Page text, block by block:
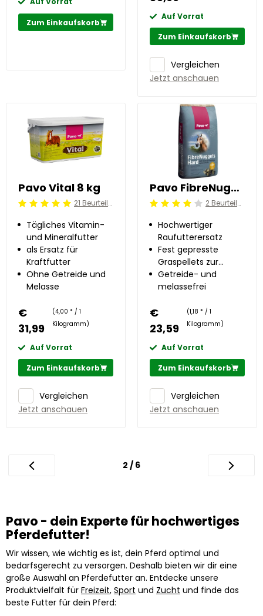
Zum Einkaufskorb
Auf Vorrat
Zum Einkaufskorb
Vergleichen
Jetzt anschauen
Pavo Vital 8 kg
Beoordeling: 5/5 21 Beurteilung
Tägliches Vitamin-
und Mineralfutter
als Ersatz für
Kraftfutter
Ohne Getreide und
Melasse
€
31,99
(4,00 * / 1
Kilogramm)
Auf Vorrat
Zum Einkaufskorb
Vergleichen
Jetzt anschauen
Pavo FibreNuggets Hard 20 kg
Beoordeling: 4/5 2 Beurteilung
Hochwertiger
Raufutterersatz
Fest gepresste
Graspellets zur
Trockenfütterung
(Heucobs)
Getreide- und
melassefrei
€
23,59
(1,18 * / 1
Kilogramm)
Auf Vorrat
Zum Einkaufskorb
Vergleichen
Jetzt anschauen
2 / 6
Pavo - dein Experte für hochwertiges
Pferdefutter!
Wir wissen, wie wichtig es ist, dein Pferd optimal und
bedarfsgerecht zu versorgen. Deshalb bieten wir dir eine
große Auswahl an Pferdefutter an. Entdecke unsere
Produktvielfalt für Freizeit, Sport und Zucht und finde das
beste Futter für dein Pferd: